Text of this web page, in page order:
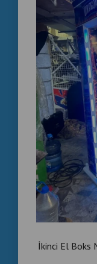
İkinci El Boks